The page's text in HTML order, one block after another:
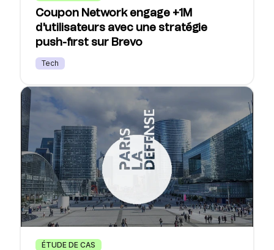
Coupon Network engage +1M
d'utilisateurs avec une stratégie
push-first sur Brevo
Tech
ÉTUDE DE CAS